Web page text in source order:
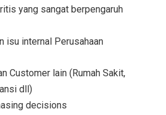
yang sangat berpengaruh
isu internal Perusahaan
Customer lain (Rumah Sakit,
dll)
decisions